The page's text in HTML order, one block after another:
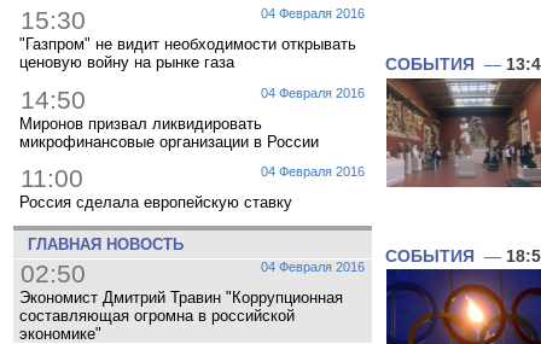
04 Февраля 2016
15:30
"Газпром" не видит необходимости открывать
ценовую войну на рынке газа
04 Февраля 2016
14:50
Миронов призвал ликвидировать
микрофинансовые организации в России
04 Февраля 2016
11:00
Россия сделала европейскую ставку
ГЛАВНАЯ НОВОСТЬ
04 Февраля 2016
02:50
Экономист Дмитрий Травин "Коррупционная
составляющая огромна в российской
экономике"
СОБЫТИЯ —
СОБЫТИЯ —